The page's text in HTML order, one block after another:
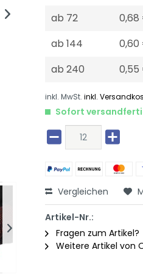
ab 72
ab144
ab240
inkl. MwSt.inkl.
Sofort
Vergleichen
Artikel-Nr.:
Fragen zum Artikel?
Weitere Artikel von